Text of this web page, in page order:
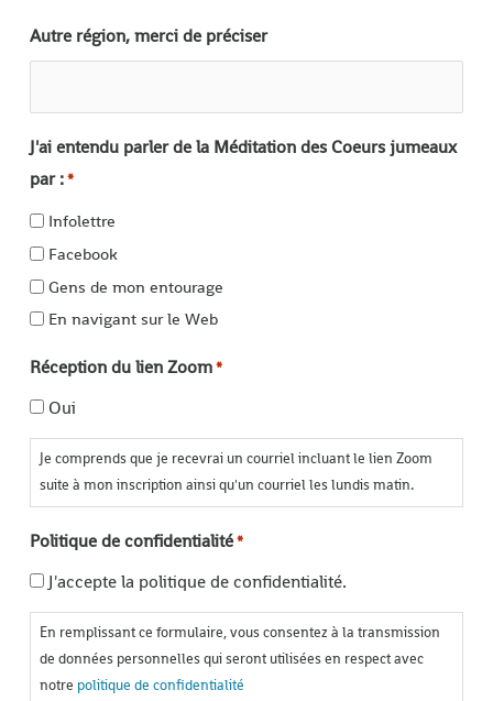
Autre région, merci de préciser
J'ai entendu parler de la Méditation des Coeurs jumeaux
par :*
Infolettre
Facebook
Gens de mon entourage
En navigant sur le Web
Réception du lien Zoom*
Oui
Je comprends que je recevrai un courriel incluant le lien Zoom
suite à mon inscription ainsi qu'un courriel les lundis matin.
Politique de confidentialité*
J'accepte la politique de confidentialité.
En remplissant ce formulaire, vous consentez à la transmission
de données personnelles qui seront utilisées en respect avec
notre politique de confidentialité